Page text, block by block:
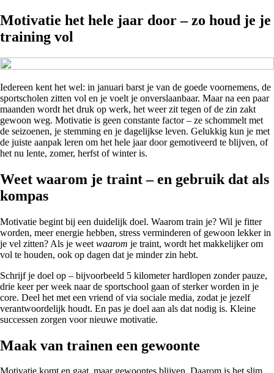
Motivatie het hele jaar door – zo houd je je
training vol
Iedereen kent het wel: in januari barst je van de goede voornemens, de
sportscholen zitten vol en je voelt je onverslaanbaar. Maar na een paar
maanden wordt het druk op werk, het weer zit tegen of de zin zakt
gewoon weg. Motivatie is geen constante factor – ze schommelt met
de seizoenen, je stemming en je dagelijkse leven. Gelukkig kun je met
de juiste aanpak leren om het hele jaar door gemotiveerd te blijven, of
het nu lente, zomer, herfst of winter is.
Weet waarom je traint – en gebruik dat als
kompas
Motivatie begint bij een duidelijk doel. Waarom train je? Wil je fitter
worden, meer energie hebben, stress verminderen of gewoon lekker in
je vel zitten? Als je weet waarom je traint, wordt het makkelijker om
vol te houden, ook op dagen dat je minder zin hebt.
Schrijf je doel op – bijvoorbeeld 5 kilometer hardlopen zonder pauze,
drie keer per week naar de sportschool gaan of sterker worden in je
core. Deel het met een vriend of via sociale media, zodat je jezelf
verantwoordelijk houdt. En pas je doel aan als dat nodig is. Kleine
successen zorgen voor nieuwe motivatie.
Maak van trainen een gewoonte